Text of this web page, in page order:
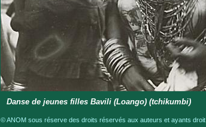
Danse de jeunes filles Bavili (Loango) (tchikumbi)
© ANOM sous réserve des droits réservés aux auteurs et ayants droit